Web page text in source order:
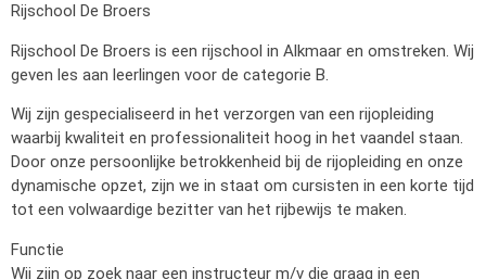
Rijschool De Broers
Rijschool De Broers is een rijschool in Alkmaar en omstreken. Wij
geven les aan leerlingen voor de categorie B.
Wij zijn gespecialiseerd in het verzorgen van een rijopleiding
waarbij kwaliteit en professionaliteit hoog in het vaandel staan.
Door onze persoonlijke betrokkenheid bij de rijopleiding en onze
dynamische opzet, zijn we in staat om cursisten in een korte tijd
tot een volwaardige bezitter van het rijbewijs te maken.
Functie
Wij zijn op zoek naar een instructeur m/v die graag in een